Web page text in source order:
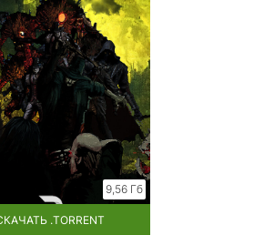
9,56 Гб
.TORRENT